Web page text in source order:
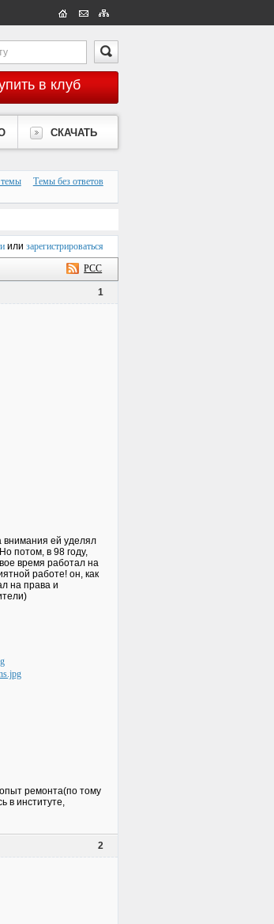
в клуб
СКАЧАТЬ
Темы без ответов
или зарегистрироваться
РСС
1
ей уделял
потом, в 98 году,
время работал на
работе! он, как
на права и
ремонта(по тому
в институте,
2